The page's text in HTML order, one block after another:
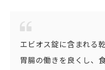
エビオス錠に含まれる
胃腸の働きを良くし、